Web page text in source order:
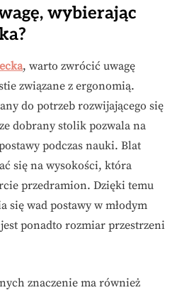
wybierając
, warto zwrócić uwagę
związane z ergonomią.
do potrzeb rozwijającego się
dobrany stolik pozwala na
podczas nauki. Blat
się na wysokości, która
przedramion. Dzięki temu
się wad postawy w młodym
ponadto rozmiar przestrzeni
znaczenie ma również